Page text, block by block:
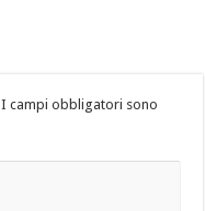
I campi obbligatori sono